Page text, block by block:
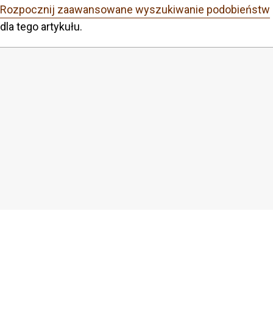
Rozpocznij zaawansowane wyszukiwanie podobieństw
dla tego artykułu.